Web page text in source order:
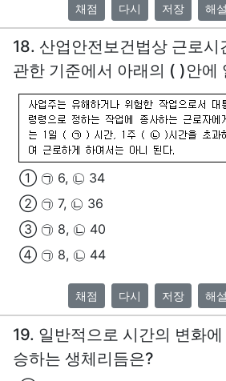
채점 다시 저장 해
18. 산업안전보건법상 근로시
관한 기준에서 아래의 ( )안에
① ㉠ 6, ㉡ 34
② ㉠ 7, ㉡ 36
③ ㉠ 8, ㉡ 40
④ ㉠ 8, ㉡ 44
채점 다시 저장 해
19. 일반적으로 시간의 변화
승하는 생체리듬은?